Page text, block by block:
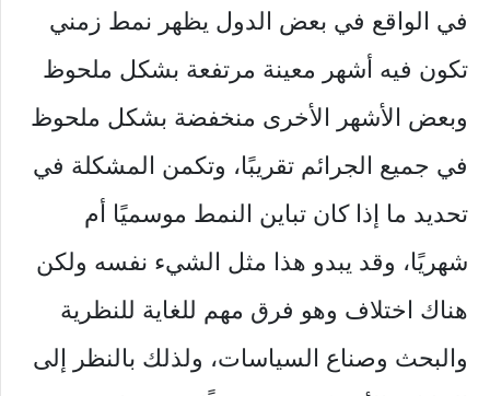
في الواقع في بعض الدول يظهر نمط زمني
تكون فيه أشهر معينة مرتفعة بشكل ملحوظ
وبعض الأشهر الأخرى منخفضة بشكل ملحوظ
في جميع الجرائم تقريبًا، وتكمن المشكلة في
تحديد ما إذا كان تباين النمط موسميًا أم
شهريًا، وقد يبدو هذا مثل الشيء نفسه ولكن
هناك اختلاف وهو فرق مهم للغاية للنظرية
والبحث وصناع السياسات، ولذلك بالنظر إلى